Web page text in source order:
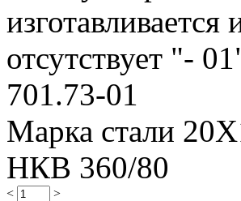
отсутствует "-
701.73-01
Марка стали
НКВ 360/80
< >